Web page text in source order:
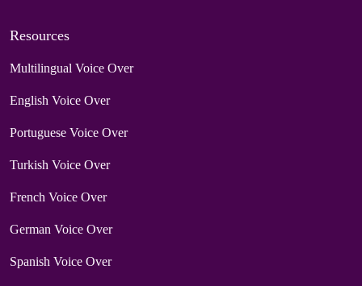
Resources
Multilingual Voice Over
English Voice Over
Portuguese Voice Over
Turkish Voice Over
French Voice Over
German Voice Over
Spanish Voice Over